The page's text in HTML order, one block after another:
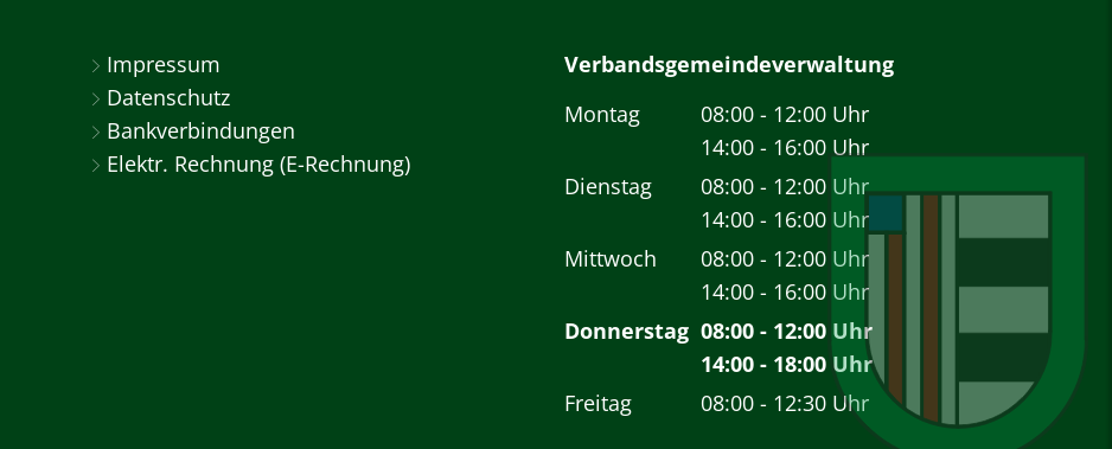
Impressum
Datenschutz
Bankverbindungen
Elektr. Rechnung (E-Rechnung)
Verbandsgemeindeverwaltung
Montag
08:00 - 12:00 Uhr
Von 08:00 bis 12:00 Uhr
14:00 - 16:00 Uhr
Von 14:00 bis 16:00 Uhr
Dienstag 08:00 - 12:00 Uhr
Von 08:00 bis 12:00 Uhr
14:00 - 16:00 Uhr
Von 14:00 bis 16:00 Uhr
Mittwoch 08:00 - 12:00 Uhr
Von 08:00 bis 12:00 Uhr
14:00 - 16:00 Uhr
Von 14:00 bis 16:00 Uhr
Donnerstag 08:00 - 12:00 Uhr
Von 08:00 bis 12:00 Uhr
14:00 - 18:00 Uhr
Von 14:00 bis 18:00 Uhr
Freitag 08:00 - 12:30 Uhr
Von 08:00 bis 12:30 Uhr